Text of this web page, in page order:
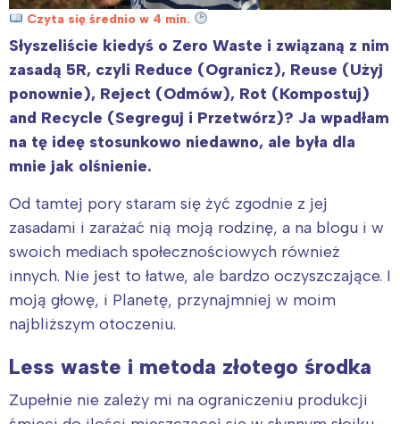
Czyta się średnio w 4 min.
Słyszeliście kiedyś o Zero Waste i związaną z nim
zasadą 5R, czyli Reduce (Ogranicz), Reuse (Użyj
ponownie), Reject (Odmów), Rot (Kompostuj)
and Recycle (Segreguj i Przetwórz)? Ja wpadłam
na tę ideę stosunkowo niedawno, ale była dla
mnie jak olśnienie.
Od tamtej pory staram się żyć zgodnie z jej
zasadami i zarażać nią moją rodzinę, a na blogu i w
swoich mediach społecznościowych również
innych. Nie jest to łatwe, ale bardzo oczyszczające. I
moją głowę, i Planetę, przynajmniej w moim
najbliższym otoczeniu.
Less waste i metoda złotego środka
Zupełnie nie zależy mi na ograniczeniu produkcji